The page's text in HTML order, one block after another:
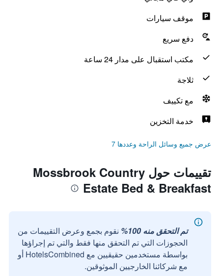
موقف سيارات
دفع سريع
مكتب استقبال على مدار 24 ساعة
ثلاجة
مع تكييف
خدمة التخزين
عرض جميع وسائل الراحة وعددها 7
تقييمات حول Mossbrook Country
Estate Bed & Breakfast
تم التحقق منه 100%
نقوم بجمع وعرض التقييمات من
الحجوزات التي تم التحقق منها فقط والتي تم إجراؤها
بواسطة مستخدمين حقيقيين مع HotelsCombined أو
مع شركائنا الخارجيين الموثوقين.